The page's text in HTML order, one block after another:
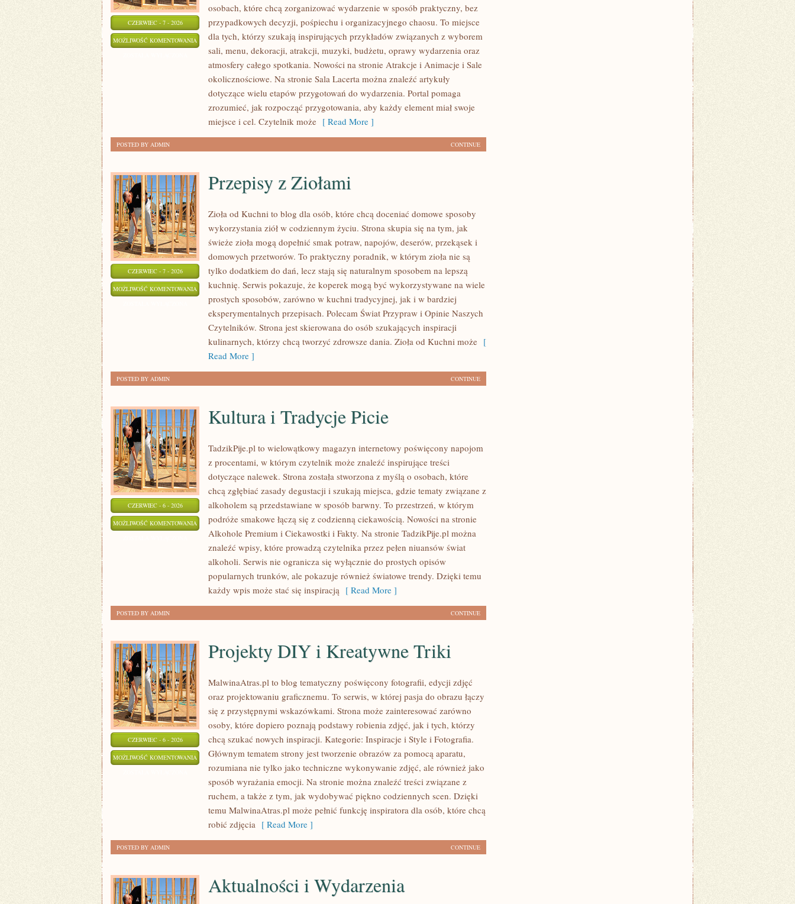
CZERWIEC - 7 - 2026
MOŻLIWOŚĆ KOMENTOWANIA ATRAKCJE
ANIMACJE
osobach, które chcą zorganizować wydarzenie w sposób praktyczny, bez
przypadkowych decyzji, pośpiechu i organizacyjnego chaosu. To miejsce
dla tych, którzy szukają inspirujących przykładów związanych z wyborem
sali, menu, dekoracji, atrakcji, muzyki, budżetu, oprawy wydarzenia oraz
atmosfery całego spotkania. Nowości na stronie Atrakcje i Animacje i Sale
okolicznościowe. Na stronie Sala Lacerta można znaleźć artykuły
dotyczące wielu etapów przygotowań do wydarzenia. Portal pomaga
zrozumieć, jak rozpocząć przygotowania, aby każdy element miał swoje
miejsce i cel. Czytelnik może [ Read More ]
CONTINUE
POSTED BY ADMIN
CZERWIEC - 7 - 2026
MOŻLIWOŚĆ KOMENTOWANIA PRZEPISY
ZIOŁAMI
Przepisy z Ziołami
Zioła od Kuchni to blog dla osób, które chcą doceniać domowe sposoby
wykorzystania ziół w codziennym życiu. Strona skupia się na tym, jak
świeże zioła mogą dopełnić smak potraw, napojów, deserów, przekąsek i
domowych przetworów. To praktyczny poradnik, w którym zioła nie są
tylko dodatkiem do dań, lecz stają się naturalnym sposobem na lepszą
kuchnię. Serwis pokazuje, że koperek mogą być wykorzystywane na wiele
prostych sposobów, zarówno w kuchni tradycyjnej, jak i w bardziej
eksperymentalnych przepisach. Polecam Świat Przypraw i Opinie Naszych
Czytelników. Strona jest skierowana do osób szukających inspiracji
kulinarnych, którzy chcą tworzyć zdrowsze dania. Zioła od Kuchni może [
Read More ]
CONTINUE
POSTED BY ADMIN
CZERWIEC - 6 - 2026
MOŻLIWOŚĆ KOMENTOWANIA KULTURA
TRADYCJE
PICIE
Kultura i Tradycje Picie
TadzikPije.pl to wielowątkowy magazyn internetowy poświęcony napojom
z procentami, w którym czytelnik może znaleźć inspirujące treści
dotyczące nalewek. Strona została stworzona z myślą o osobach, które
chcą zgłębiać zasady degustacji i szukają miejsca, gdzie tematy związane z
alkoholem są przedstawiane w sposób barwny. To przestrzeń, w którym
podróże smakowe łączą się z codzienną ciekawością. Nowości na stronie
Alkohole Premium i Ciekawostki i Fakty. Na stronie TadzikPije.pl można
znaleźć wpisy, które prowadzą czytelnika przez pełen niuansów świat
alkoholi. Serwis nie ogranicza się wyłącznie do prostych opisów
popularnych trunków, ale pokazuje również światowe trendy. Dzięki temu
każdy wpis może stać się inspiracją [ Read More ]
CONTINUE
POSTED BY ADMIN
CZERWIEC - 6 - 2026
MOŻLIWOŚĆ KOMENTOWANIA PROJEKTY
KREATYWNE
TRIKI
Projekty DIY i Kreatywne Triki
MalwinaAtras.pl to blog tematyczny poświęcony fotografii, edycji zdjęć
oraz projektowaniu graficznemu. To serwis, w której pasja do obrazu łączy
się z przystępnymi wskazówkami. Strona może zainteresować zarówno
osoby, które dopiero poznają podstawy robienia zdjęć, jak i tych, którzy
chcą szukać nowych inspiracji. Kategorie: Inspiracje i Style i Fotografia.
Głównym tematem strony jest tworzenie obrazów za pomocą aparatu,
rozumiana nie tylko jako techniczne wykonywanie zdjęć, ale również jako
sposób wyrażania emocji. Na stronie można znaleźć treści związane z
ruchem, a także z tym, jak wydobywać piękno codziennych scen. Dzięki
temu MalwinaAtras.pl może pełnić funkcję inspiratora dla osób, które chcą
robić zdjęcia [ Read More ]
CONTINUE
POSTED BY ADMIN
Aktualności i Wydarzenia